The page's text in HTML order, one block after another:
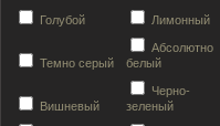
Голубой Лимонный
Темно серый
Абсолютно
белый
Вишневый
Черно-
зеленый